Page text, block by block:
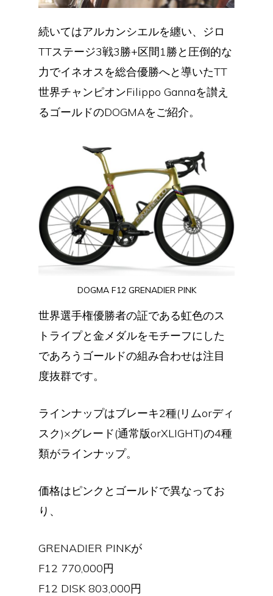
続いてはアルカンシエルを纏い、ジロ
TTステージ3戦3勝+区間1勝と圧倒的な
力でイネオスを総合優勝へと導いたTT
世界チャンピオンFilippo Gannaを讃え
るゴールドのDOGMAをご紹介。
DOGMA F12 GRENADIER PINK
世界選手権優勝者の証である虹色のス
トライプと金メダルをモチーフにした
であろうゴールドの組み合わせは注目
度抜群です。
ラインナップはブレーキ2種(リムorディ
スク)×グレード(通常版orXLIGHT)の4種
類がラインナップ。
価格はピンクとゴールドで異なってお
り、
GRENADIER PINKが
F12 770,000円
F12 DISK 803,000円